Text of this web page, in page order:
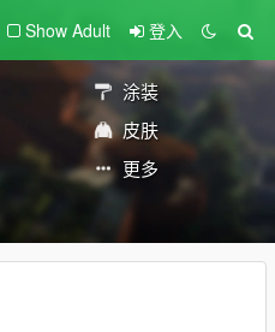
Show Adult 登入
涂装
皮肤
更多